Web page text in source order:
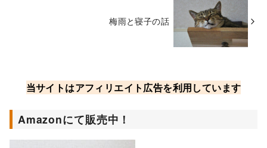
梅雨と寝子の話
当サイトはアフィリエイト広告を利用しています
Amazonにて販売中！